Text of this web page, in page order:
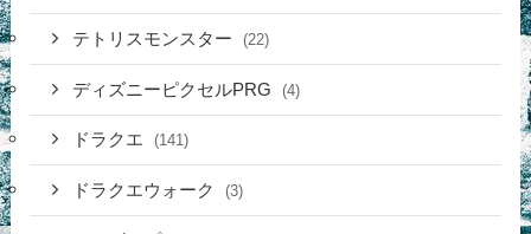
テトリスモンスター (22)
ディズニーピクセルPRG (4)
ドラクエ (141)
ドラクエウォーク (3)